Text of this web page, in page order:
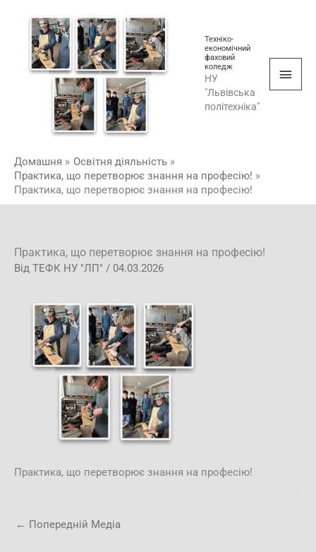
Техніко-
економічний
фаховий
коледж
НУ
"Львівська
політехніка"
Домашня
Освітня діяльність
Практика, що перетворює знання на професію!
Практика, що перетворює знання на професію!
Практика, що перетворює знання на професію!
Від ТЕФК НУ "ЛП" / 04.03.2026
Практика, що перетворює знання на професію!
← Попередній Медіа